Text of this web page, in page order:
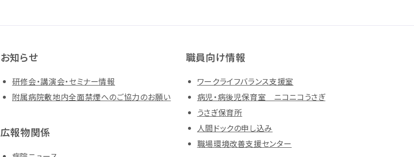
お知らせ
研修会・講演会・セミナー情報
附属病院敷地内全面禁煙へのご協力のお願い
広報物関係
職員向け情報
ワークライフバランス支援室
病児・病後児保育室 ニコニコうさぎ
うさぎ保育所
人間ドックの申し込み
職場環境改善支援センター